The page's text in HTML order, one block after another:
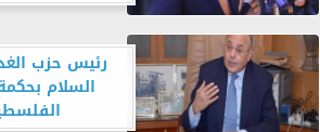
رئيس حزب
السلام